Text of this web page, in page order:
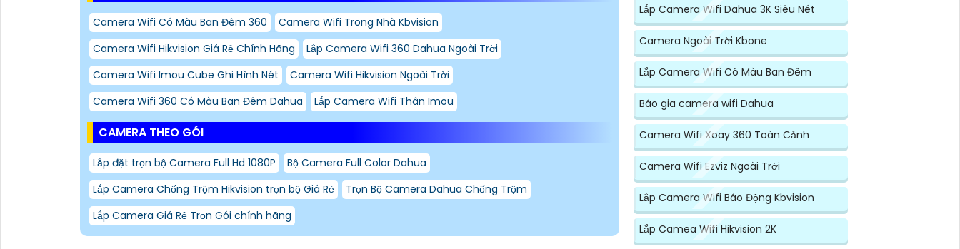
Camera Wifi Có Màu Ban Đêm 360
Camera Wifi Trong Nhà Kbvision
Camera Wifi Hikvision Giá Rẻ Chính Hãng
Lắp Camera Wifi 360 Dahua Ngoài Trời
Camera Wifi Imou Cube Ghi Hình Nét
Camera Wifi Hikvision Ngoài Trời
Camera Wifi 360 Có Màu Ban Đêm Dahua
Lắp Camera Wifi Thân Imou
CAMERA THEO GÓI
Lắp đặt trọn bộ Camera Full Hd 1080P
Bộ Camera Full Color Dahua
Lắp Camera Chống Trộm Hikvision trọn bộ Giá Rẻ
Trọn Bộ Camera Dahua Chống Trộm
Lắp Camera Giá Rẻ Trọn Gói chính hãng
Lắp Camera Wifi Dahua 3K Siêu Nét
Camera Ngoài Trời Kbone
Lắp Camera Wifi Có Màu Ban Đêm
Báo gia camera wifi Dahua
Camera Wifi Xoay 360 Toàn Cảnh
Camera Wifi Ezviz Ngoài Trời
Lắp Camera Wifi Báo Động Kbvision
Lắp Camea Wifi Hikvision 2K